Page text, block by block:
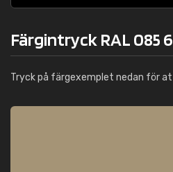
Färgintryck RAL 085
Tryck på färgexemplet nedan för